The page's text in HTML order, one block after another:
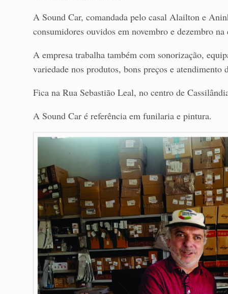
A Sound Car, comandada pelo casal Alailton e
consumidores ouvidos em novembro e dezembro
A empresa trabalha também com sonorização,
variedade nos produtos, bons preços e atendimento
Fica na Rua Sebastião Leal, no centro de
A Sound Car é referência em funilaria e pintura.